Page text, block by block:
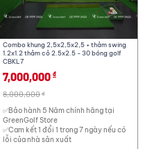
Combo khung 2,5x2,5x2,5 + thảm swing
1.2x1.2 thảm cỏ 2.5x2.5 - 30 bóng golf
CBKL7
7,000,000 đ
8,000,000 đ
✅Bảo hành 5 Năm chính hãng tại
GreenGolf Store
✅Cam kết 1 đổi 1 trong 7 ngày nếu có
lỗi của nhà sản xuất